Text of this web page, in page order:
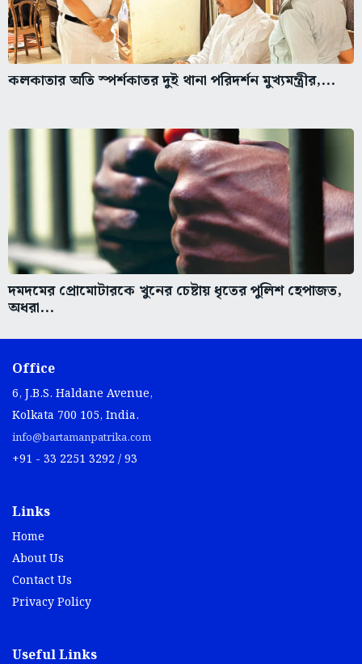
কলকাতার অতি স্পর্শকাতর দুই থানা পরিদর্শন মুখ্যমন্ত্রীর,...
দমদমের প্রোমোটারকে খুনের চেষ্টায় ধৃতের পুলিশ হেপাজত,
অধরা...
Office
6, J.B.S. Haldane Avenue,
Kolkata 700 105, India.
info@bartamanpatrika.com
+91 - 33 2251 3292 / 93
Links
Home
About Us
Contact Us
Privacy Policy
Useful Links